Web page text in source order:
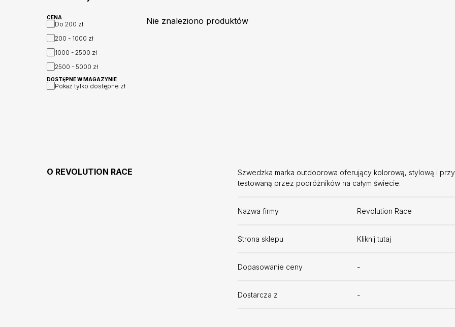
CENA
Do 200 zł
200 - 1000 zł
1000 - 2500 zł
2500 - 5000 zł
DOSTĘPNE W MAGAZYNIE
Pokaż tylko dostępne zł
Nie znaleziono produktów
O REVOLUTION RACE
Szwedzka marka outdoorowa oferujący kolorową, stylową i
testowaną przez podróżników na całym świecie.
Nazwa firmy Revolution Race
Strona sklepu Kliknij tutaj
Dopasowanie ceny -
Dostarcza z -